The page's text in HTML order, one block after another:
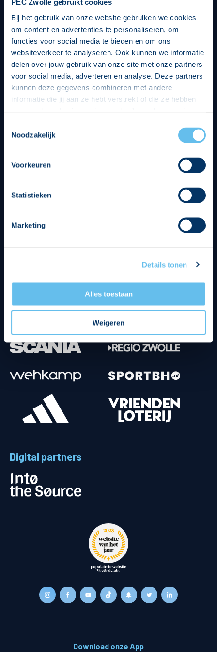
PEC Zwolle gebruikt cookies
Bij het gebruik van onze website gebruiken we cookies
om content en advertenties te personaliseren, om
functies voor social media te bieden en om ons
websiteverkeer te analyseren. Ook kunnen we informatie
delen over jouw gebruik van onze site met onze partners
voor social media, adverteren en analyse. Deze partners
kunnen deze gegevens combineren met andere
informatie die jij aan ze hebt verstrekt of die ze hebben
op een veilige en integere wijze. Je kunt je toestemming
beheren op de privacy- en cookieverklaring pagina.
Noodzakelijk
Voorkeuren
Statistieken
Marketing
Details tonen
Alles toestaan
Weigeren
Digital partners
Download onze App